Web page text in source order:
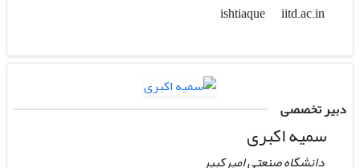
iitd.ac.in
دبیر تخصصی
سمیه اکبری
دانشگاه صنعتی امیرکبیر